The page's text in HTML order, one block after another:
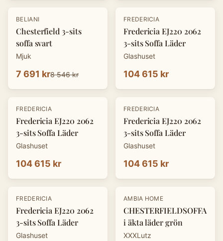
-10 %
BELIANI
Chesterfield 3-sits
soffa svart
Mjuk
7 691 kr8 546 kr
FREDERICIA
Fredericia EJ220 2062
3-sits Soffa Läder
Glashuset
104 615 kr
FREDERICIA
Fredericia EJ220 2062
3-sits Soffa Läder
Glashuset
104 615 kr
FREDERICIA
Fredericia EJ220 2062
3-sits Soffa Läder
Glashuset
104 615 kr
FREDERICIA
Fredericia EJ220 2062
3-sits Soffa Läder
Glashuset
-30%
AMBIA HOME
CHESTERFIELDSOFFA
i äkta läder grön
XXXLutz